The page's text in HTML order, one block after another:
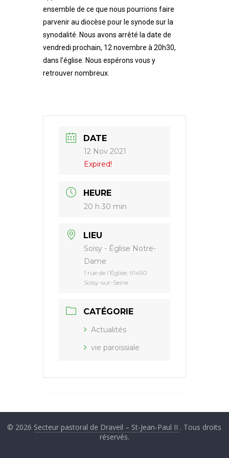
ensemble de ce que nous pourrions faire
parvenir au diocèse pour le synode sur la
synodalité. Nous avons arrêté la date de
vendredi prochain, 12 novembre à 20h30,
dans l’église. Nous espérons vous y
retrouver nombreux.
DATE
12 Nov 2021
Expired!
HEURE
20 h 30 min
LIEU
Soisy - Église Notre-
Dame
1 rue de l’Église, 91450
Soisy-sur-Seine
CATÉGORIE
Actualités
vie paroissiale
© 2026 Secteur pastoral de Draveil – St-Jean-Paul II . Tous droits
réservés.